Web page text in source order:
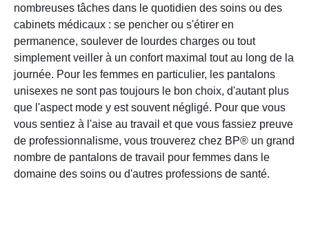
nombreuses tâches dans le quotidien des soins ou des
cabinets médicaux : se pencher ou s'étirer en
permanence, soulever de lourdes charges ou tout
simplement veiller à un confort maximal tout au long de la
journée. Pour les femmes en particulier, les pantalons
unisexes ne sont pas toujours le bon choix, d'autant plus
que l'aspect mode y est souvent négligé. Pour que vous
vous sentiez à l'aise au travail et que vous fassiez preuve
de professionnalisme, vous trouverez chez BP® un grand
nombre de pantalons de travail pour femmes dans le
domaine des soins ou d'autres professions de santé.